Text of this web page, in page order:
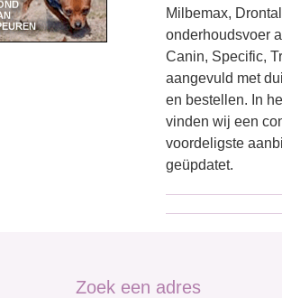
Milbemax,
onderhoudsvoer
Canin, Specific,
aangevuld met
en bestellen. In
vinden wij een
voordeligste
geüpdatet.
Zoek een adres